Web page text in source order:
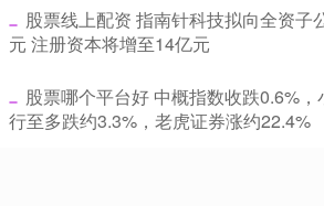
股票线上配资 指南针科技拟向全资子
元 注册资本将增至14亿元
股票哪个平台好 中概指数收跌0.6%
行至多跌约3.3%，老虎证券涨约22.4%